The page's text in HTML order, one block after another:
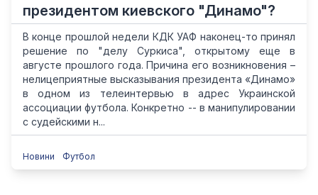
президентом киевского "Динамо"?
В конце прошлой недели КДК УАФ наконец-то принял
решение по "делу Суркиса", открытому еще в
августе прошлого года. Причина его возникновения –
нелицеприятные высказывания президента «Динамо»
в одном из телеинтервью в адрес Украинской
ассоциации футбола. Конкретно -- в манипулировании
с судейскими н...
Новини Футбол